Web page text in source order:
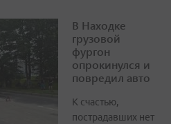
В Находке
грузовой
фургон
опрокинулся и
повредил авто
К счастью,
пострадавших нет